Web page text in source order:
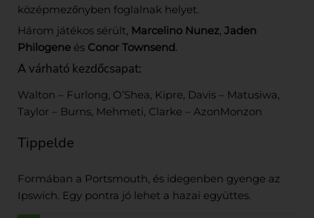
középmezőnyben foglalnak helyet.
Három játékos sérült, Marcelino Nunez, Jaden
Philogene és Conor Townsend.
A várható kezdőcsapat:
Walton – Furlong, O’Shea, Kipre, Davis – Matusiwa,
Taylor – Burns, Mehmeti, Clarke – AzonMonzon
Tippelde
Formában a Portsmouth, és idegenben gyenge az
Ipswich. Egy pontra jó lehet a hazai együttes.